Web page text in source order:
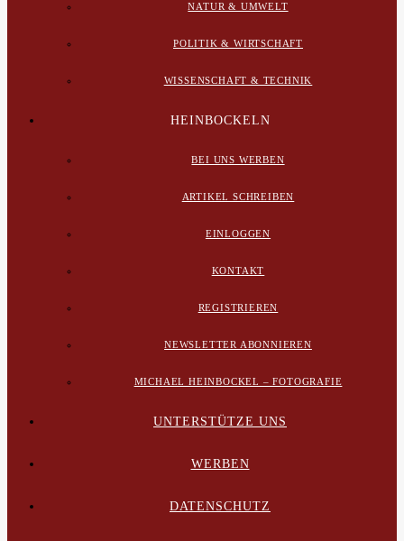
NATUR & UMWELT
POLITIK & WIRTSCHAFT
WISSENSCHAFT & TECHNIK
HEINBOCKELN
BEI UNS WERBEN
ARTIKEL SCHREIBEN
EINLOGGEN
KONTAKT
REGISTRIEREN
NEWSLETTER ABONNIEREN
MICHAEL HEINBOCKEL – FOTOGRAFIE
UNTERSTÜTZE UNS
WERBEN
DATENSCHUTZ